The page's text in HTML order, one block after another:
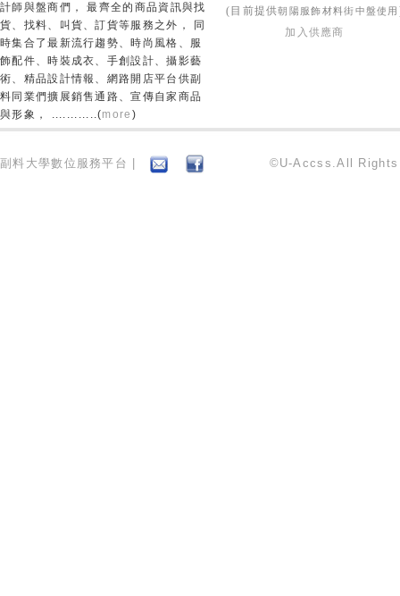
計師與盤商們， 最齊全的商品資訊與找
貨、找料、叫貨、訂貨等服務之外， 同
時集合了最新流行趨勢、時尚風格、服
飾配件、時裝成衣、手創設計、攝影藝
術、精品設計情報、網路開店平台供副
料同業們擴展銷售通路、宣傳自家商品
與形象， ............(more )
(目前提供朝陽服飾材料街中盤使用
加入供應商
副料大學數位服務平台 | ©U-Accss.All Rights